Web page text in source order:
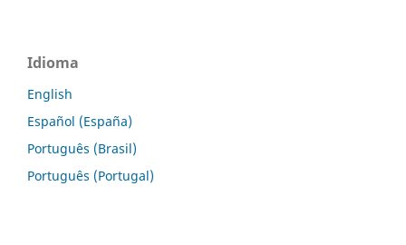
Idioma
English
Español (España)
Português (Brasil)
Português (Portugal)